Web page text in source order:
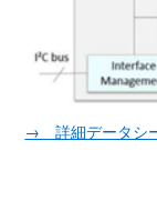
→ 詳細データシ